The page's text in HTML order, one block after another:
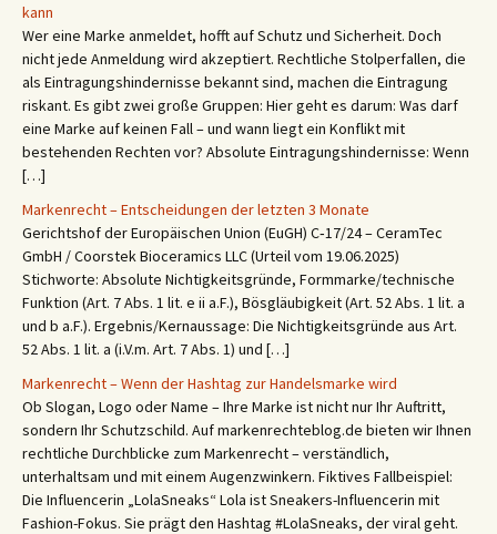
kann
Wer eine Marke anmeldet, hofft auf Schutz und Sicherheit. Doch
nicht jede Anmeldung wird akzeptiert. Rechtliche Stolperfallen, die
als Eintragungshindernisse bekannt sind, machen die Eintragung
riskant. Es gibt zwei große Gruppen: Hier geht es darum: Was darf
eine Marke auf keinen Fall – und wann liegt ein Konflikt mit
bestehenden Rechten vor? Absolute Eintragungshindernisse: Wenn
[…]
Markenrecht – Entscheidungen der letzten 3 Monate
Gerichtshof der Europäischen Union (EuGH) C‑17/24 – CeramTec
GmbH / Coorstek Bioceramics LLC (Urteil vom 19.06.2025)
Stichworte: Absolute Nichtigkeitsgründe, Formmarke/technische
Funktion (Art. 7 Abs. 1 lit. e ii a.F.), Bösgläubigkeit (Art. 52 Abs. 1 lit. a
und b a.F.). Ergebnis/Kernaussage: Die Nichtigkeitsgründe aus Art.
52 Abs. 1 lit. a (i.V.m. Art. 7 Abs. 1) und […]
Markenrecht – Wenn der Hashtag zur Handelsmarke wird
Ob Slogan, Logo oder Name – Ihre Marke ist nicht nur Ihr Auftritt,
sondern Ihr Schutzschild. Auf markenrechteblog.de bieten wir Ihnen
rechtliche Durchblicke zum Markenrecht – verständlich,
unterhaltsam und mit einem Augenzwinkern. Fiktives Fallbeispiel:
Die Influencerin „LolaSneaks“ Lola ist Sneakers-Influencerin mit
Fashion-Fokus. Sie prägt den Hashtag #LolaSneaks, der viral geht.